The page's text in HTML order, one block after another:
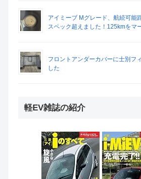
アイミーブ Mグレード、航続可能
スペック超えました！125kmをマ
フロントアンダーカバーに士別フ
した
軽EV雑誌の紹介